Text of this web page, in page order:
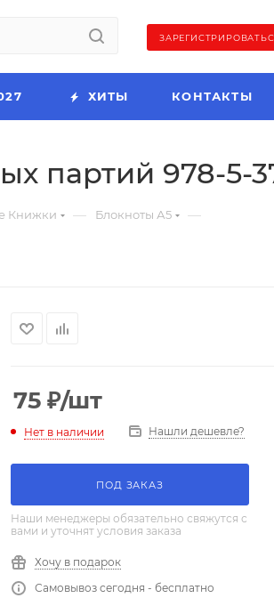
ХИТЫ КОНТАКТЫ
партий 978-5-
Книжки — Блокноты А5 —
75 ₽/шт
Нет в наличии Нашли дешевле?
ПОД ЗАКАЗ
Наши менеджеры обязательно свяжутся с
вами и уточнят условия заказа
Хочу в подарок
Самовывоз сегодня - бесплатно